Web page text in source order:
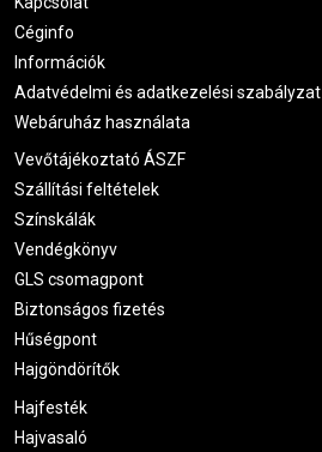
Céginfo
Információk
Adatvédelmi és adatkezelési szabályzat
Webáruház használata
Vevőtájékoztató ÁSZF
Szállítási feltételek
Színskálák
Vendégkönyv
GLS csomagpont
Biztonságos fizetés
Hűségpont
Hajgöndörítők
Hajfesték
Hajvasaló